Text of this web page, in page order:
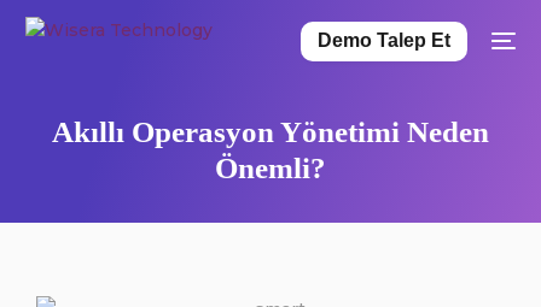
Demo Talep Et
Akıllı Operasyon Yönetimi Neden
Önemli?